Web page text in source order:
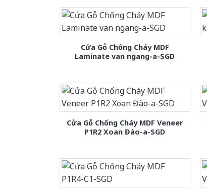
Cửa Gỗ Chống Cháy MDF
Laminate van ngang-a-SGD
Cửa Gỗ Chống Cháy MDF Veneer
P1R2 Xoan Đào-a-SGD